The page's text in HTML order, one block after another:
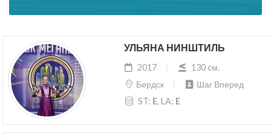
УЛЬЯНА НИНШТИЛЬ
2017
130 cм.
Бердск
Шаг Вперед
ST: E, LA: E